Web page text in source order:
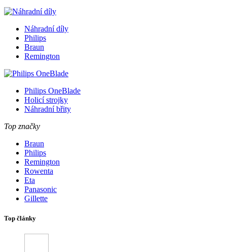
Náhradní díly
Philips
Braun
Remington
Philips OneBlade
Holicí strojky
Náhradní břity
Top značky
Braun
Philips
Remington
Rowenta
Eta
Panasonic
Gillette
Top články